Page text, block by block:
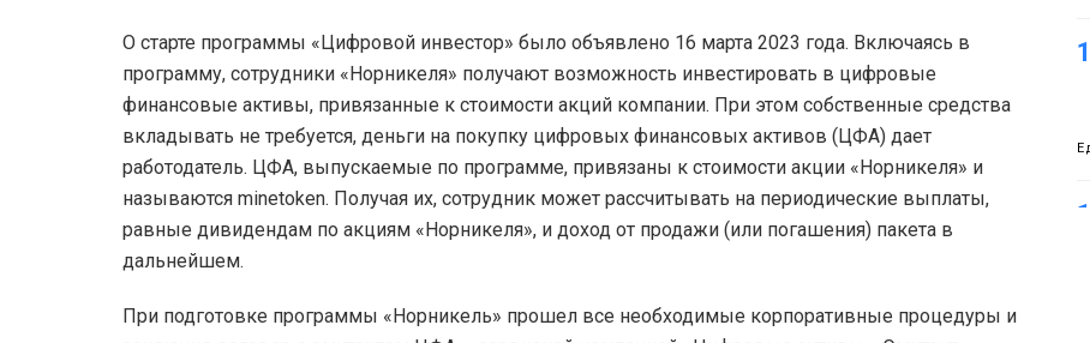
О старте программы «Цифровой инвестор» было объявлено 16 марта 2023 года. Включаясь в
программу, сотрудники «Норникеля» получают возможность инвестировать в цифровые
финансовые активы, привязанные к стоимости акций компании. При этом собственные средства
вкладывать не требуется, деньги на покупку цифровых финансовых активов (ЦФА) дает
работодатель. ЦФА, выпускаемые по программе, привязаны к стоимости акции «Норникеля» и
называются minetoken. Получая их, сотрудник может рассчитывать на периодические выплаты,
равные дивидендам по акциям «Норникеля», и доход от продажи (или погашения) пакета в
дальнейшем.
При подготовке программы «Норникель» прошел все необходимые корпоративные процедуры и